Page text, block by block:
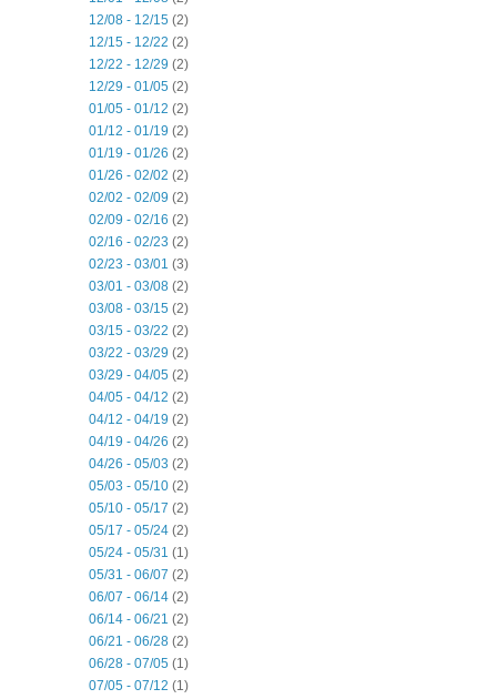
12/08 - 12/15 (2)
12/15 - 12/22 (2)
12/22 - 12/29 (2)
12/29 - 01/05 (2)
01/05 - 01/12 (2)
01/12 - 01/19 (2)
01/19 - 01/26 (2)
01/26 - 02/02 (2)
02/02 - 02/09 (2)
02/09 - 02/16 (2)
02/16 - 02/23 (2)
02/23 - 03/01 (3)
03/01 - 03/08 (2)
03/08 - 03/15 (2)
03/15 - 03/22 (2)
03/22 - 03/29 (2)
03/29 - 04/05 (2)
04/05 - 04/12 (2)
04/12 - 04/19 (2)
04/19 - 04/26 (2)
04/26 - 05/03 (2)
05/03 - 05/10 (2)
05/10 - 05/17 (2)
05/17 - 05/24 (2)
05/24 - 05/31 (1)
05/31 - 06/07 (2)
06/07 - 06/14 (2)
06/14 - 06/21 (2)
06/21 - 06/28 (2)
06/28 - 07/05 (1)
07/05 - 07/12 (1)